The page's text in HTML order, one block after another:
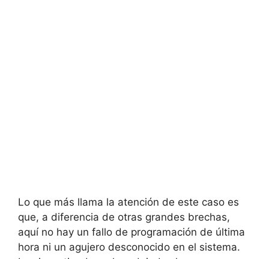
Lo que más llama la atención de este caso es
que, a diferencia de otras grandes brechas,
aquí no hay un fallo de programación de última
hora ni un agujero desconocido en el sistema.